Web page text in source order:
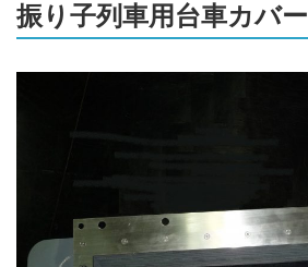
振り子列車用台車カバー